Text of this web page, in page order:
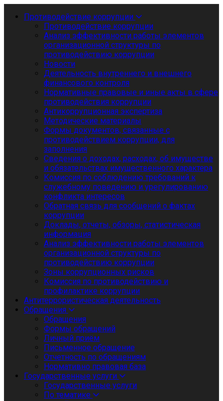
Противодействие коррупции
Противодействие коррупции
Анализ эффективности работы элементов
организационной структуры по
противодействию коррупции
Новости
Деятельность внутреннего и внешнего
финансового контроля
Нормативные правовые и иные акты в сфере
противодействия коррупции
Антикоррупционная экспертиза
Методические материалы
Формы документов, связанные с
противодействием коррупции, для
заполнения
Сведения о доходах, расходах, об имуществе
и обязательствах имущественного характера
Комиссия по соблюдению требований к
служебному поведению и урегулированию
конфликта интересов
Обратная связь для сообщений о фактах
коррупции
Доклады, отчеты, обзоры, статистическая
информация
Анализ эффективности работы элементов
организационной структуры по
противодействию коррупции
Зоны коррупционных рисков
Комиссия по противодействию и
профилактике коррупции
Антитеррористическая деятельность
Обращения
Обращения
Формы обращений
Личный приём
Письменное обращение
Отчетность по обращениям
Нормативно правовая база
Государственные услуги
Государственные услуги
По тематике